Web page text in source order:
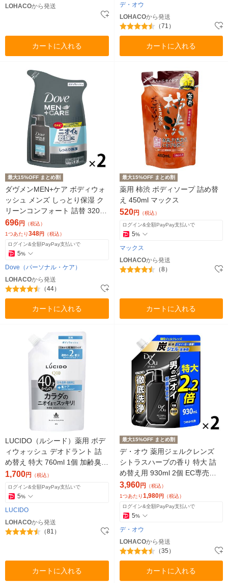
LOHACOから発送
カートに入れる
デ・オウ
LOHACOから発送
（71）
カートに入れる
最大15%OFF まとめ割
ダヴメンMEN+ケア ボディウォ
ッシュ メンズ しっとり保湿 ク
リーンコンフォート 詰替 320g
2個
696円 （税込）
1つあたり348円 （税込）
ログイン&全額PayPay支払いで
5%
Dove（パーソナル・ケア）
LOHACOから発送
（44）
カートに入れる
最大15%OFF まとめ割
薬用 柿渋 ボディソープ 詰め替
え 450ml マックス
520円 （税込）
ログイン&全額PayPay支払いで
5%
マックス
LOHACOから発送
（8）
カートに入れる
LUCIDO（ルシード）薬用 ボデ
ィウォッシュ デオドラント 詰
め替え 特大 760ml 1個 加齢臭対
策 メンズ 男性用 ボディソープ
1,700円 （税込）
ログイン&全額PayPay支払いで
5%
LUCIDO
LOHACOから発送
（81）
カートに入れる
最大15%OFF まとめ割
デ・オウ 薬用ジェルクレンズ
シトラスハーブの香り 特大 詰
め替え用 930ml 2個 EC専売品
ロート製薬
3,960円
（税込）
1つあたり1,980円 （税込）
ログイン&全額PayPay支払いで
5%
デ・オウ
LOHACOから発送
（35）
カートに入れる